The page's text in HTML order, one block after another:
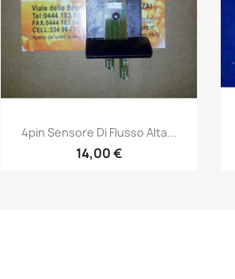
Anteprima
4pin Sensore Di Flusso Alta...
14,00 €